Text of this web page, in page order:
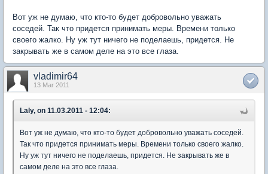
Вот уж не думаю, что кто-то будет добровольно уважать
соседей. Так что придется принимать меры. Времени только
своего жалко. Ну уж тут ничего не поделаешь, придется. Не
закрывать же в самом деле на это все глаза.
vladimir64
13 Mar 2011
Laly, on 11.03.2011 - 12:04:
Вот уж не думаю, что кто-то будет добровольно уважать соседей.
Так что придется принимать меры. Времени только своего жалко.
Ну уж тут ничего не поделаешь, придется. Не закрывать же в
самом деле на это все глаза.